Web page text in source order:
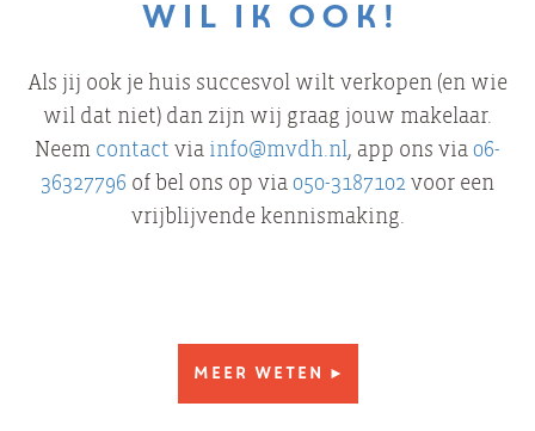
Wil ik ook!
Als jij ook je huis succesvol wilt verkopen (en wie
wil dat niet) dan zijn wij graag jouw makelaar.
Neem contact via info@mvdh.nl , app ons via 06-
36327796 of bel ons op via 050-3187102 voor een
vrijblijvende kennismaking.
Meer weten ►